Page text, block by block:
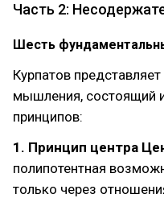
Часть 2:
Шесть
Курпатов
мышления, состоящий
принципов:
1. Принцип центра
полипотентная
только через